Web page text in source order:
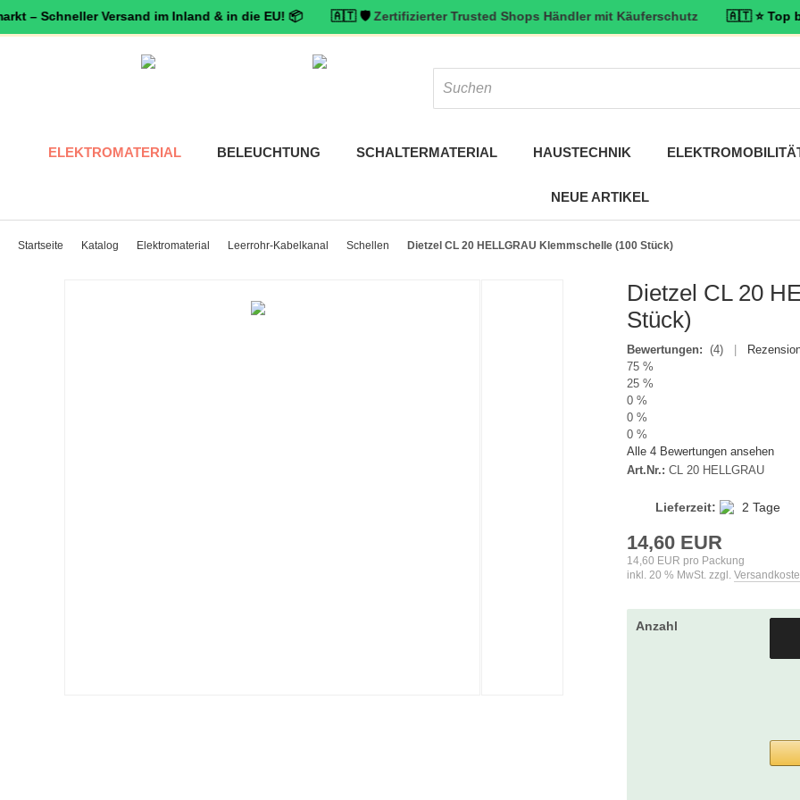
Versand im Inland & in die EU! 📦 🇦🇹 🛡️ Zertifizierter Trusted Shops Händler mit Käuferschutz🇦🇹 ⭐ Top bewertet:
ELEKTROMATERIAL BELEUCHTUNG SCHALTERMATERIAL HAUSTECHNIK
NEUE ARTIKEL
Startseite Katalog Elektromaterial Leerrohr-Kabelkanal Schellen Dietzel CL 20 HELLGRAU Klemmschelle (100 Stück)
Dietzel CL 20
Stück)
Bewertungen: (4)
75 %
25 %
0 %
0 %
0 %
Alle 4 Bewertungen ansehen
Art.Nr.: CL 20 HELLGRAU
Lieferzeit: 2 Tage
14,60 EUR
14,60 EUR pro Packung
inkl. 20 % MwSt. zzgl.
Anzahl